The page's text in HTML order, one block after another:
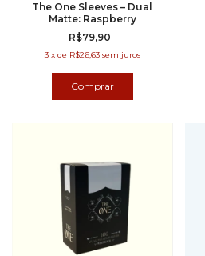
The One Sleeves – Dual
Matte: Raspberry
R$79,90
3 x de R$26,63 sem juros